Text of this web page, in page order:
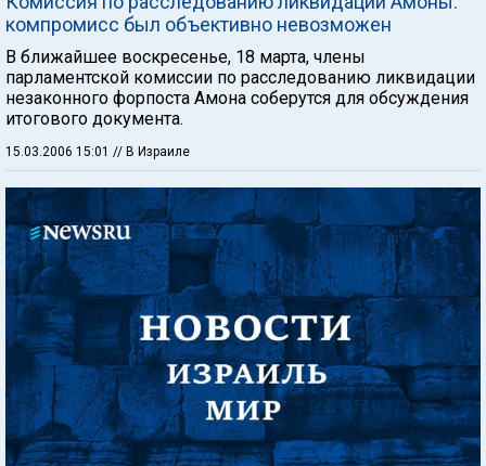
компромисс был объективно невозможен
В ближайшее воскресенье, 18 марта, члены
парламентской комиссии по расследованию ликвидации
незаконного форпоста Амона соберутся для обсуждения
итогового документа.
15.03.2006 15:01 // В Израиле